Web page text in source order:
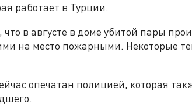
работает в Турции.
что в августе в доме убитой пары
на место пожарными. Некоторые
опечатан полицией, которая